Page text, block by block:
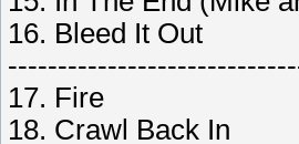
16. Bleed It Out
17. Fire
18. Crawl Back In